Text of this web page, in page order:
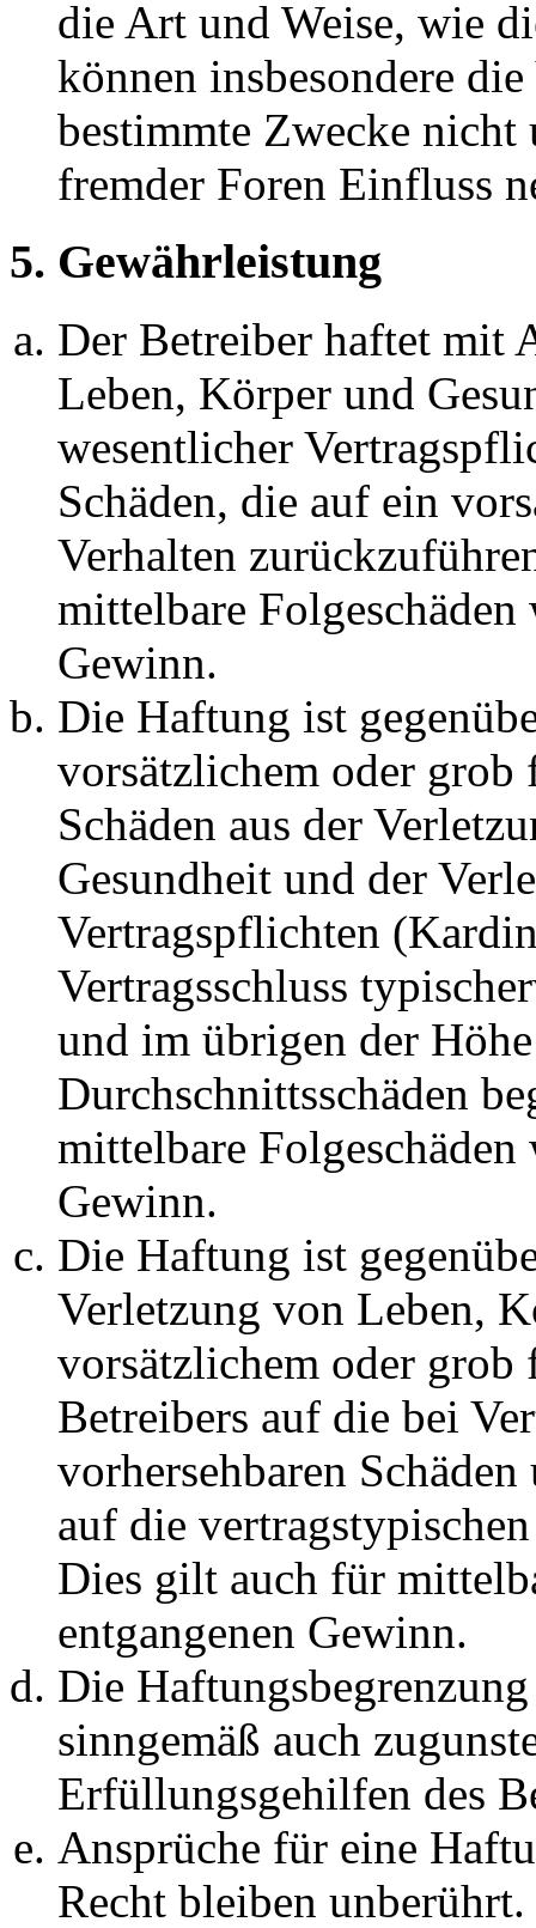
die Art und Weise, wie
können insbesondere
bestimmte Zwecke nicht
fremder Foren Einfluss
5. Gewährleistung
Der Betreiber haftet mit
Leben, Körper und
wesentlicher
Schäden, die auf ein
Verhalten
mittelbare Folgeschäden
Gewinn.
Die Haftung ist
vorsätzlichem oder grob
Schäden aus der
Gesundheit und der
Vertragspflichten
Vertragsschluss
und im übrigen der
Durchschnittsschäden
mittelbare Folgeschäden
Gewinn.
Die Haftung ist
Verletzung von Leben,
vorsätzlichem oder grob
Betreibers auf die bei
vorhersehbaren
auf die
Dies gilt auch für
entgangenen Gewinn.
Die
sinngemäß auch
Erfüllungsgehilfen des
Ansprüche für eine
Recht bleiben unberührt.